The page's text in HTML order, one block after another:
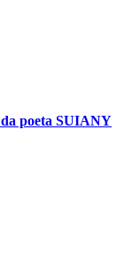
poeta SUIANY